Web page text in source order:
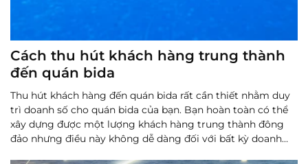
Cách thu hút khách hàng trung thành
đến quán bida
Thu hút khách hàng đến quán bida rất cần thiết nhằm duy
trì doanh số cho quán bida của bạn. Bạn hoàn toàn có thể
xây dựng được một lượng khách hàng trung thành đông
đảo nhưng điều này không dễ dàng đối với bất kỳ doanh